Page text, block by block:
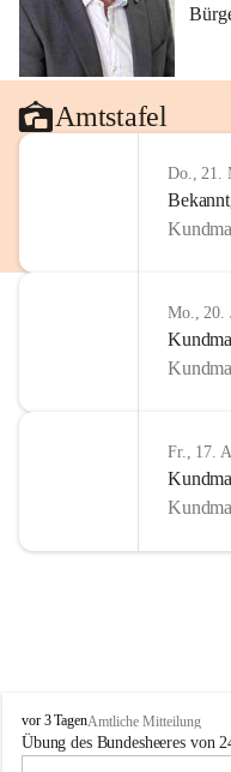
Amtstafel
Do., 21.
Mo., 20.
Fr., 17.
B
u
vor 3 TagenAmtliche Mitteilung
Übung des Bundesheeres von